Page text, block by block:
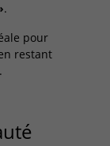
.
pour
restant